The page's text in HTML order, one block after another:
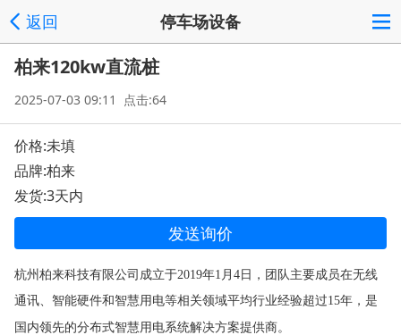
返回 停车场设备
柏来120kw直流桩
2025-07-03 09:11 点击:64
价格:未填
品牌:柏来
发货:3天内
发送询价
杭州柏来科技有限公司成立于2019年1月4日，团队主要成员在无线
通讯、智能硬件和智慧用电等相关领域平均行业经验超过15年，是
国内领先的分布式智慧用电系统解决方案提供商。